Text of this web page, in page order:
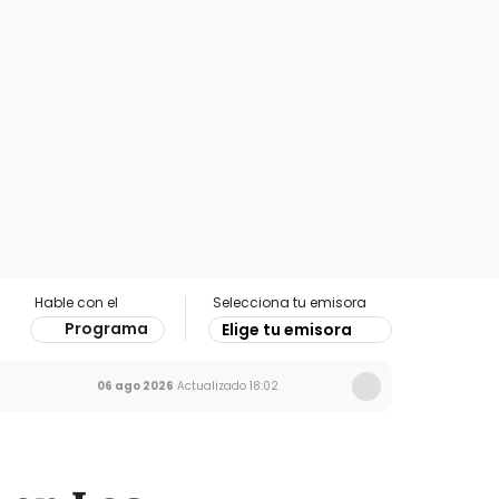
Hable con el
Programa
Selecciona tu emisora
Elige tu emisora
06 ago 2026 Actualizado 18:02